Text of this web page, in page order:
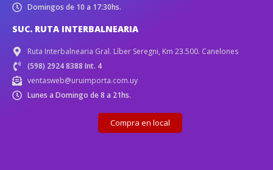
Domingos de 10 a 17:30hs.
SUC. RUTA INTERBALNEARIA
Ruta Interbalnearia Gral. Líber Seregni, Km 23.500. Canelones
(598) 2924 8388 Int. 4
ventasweb@uruimporta.com.uy
Lunes a Domingo de 8 a 21hs.
Compra en local